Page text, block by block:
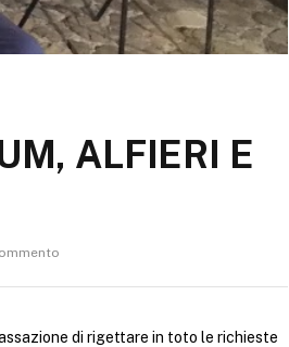
ALFIERI E
di rigettare in toto le richieste